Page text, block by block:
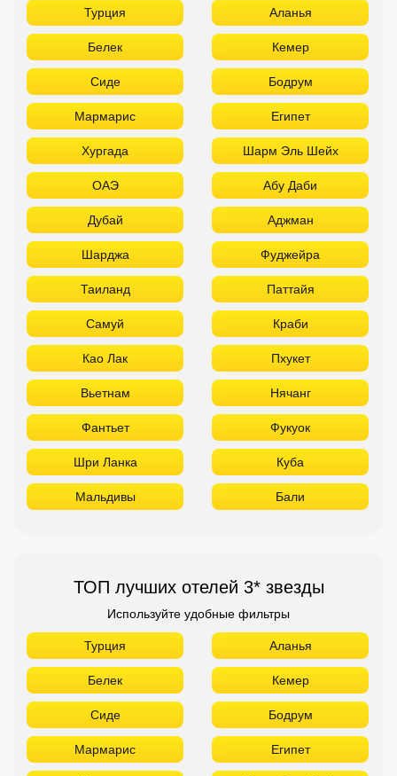
Турция Аланья
Белек Кемер
Сиде Бодрум
Мармарис Египет
Хургада Шарм Эль Шейх
ОАЭ Абу Даби
Дубай Аджман
Шарджа Фуджейра
Таиланд Паттайя
Самуй Краби
Као Лак Пхукет
Вьетнам Нячанг
Фантьет Фукуок
Шри Ланка Куба
Мальдивы Бали
ТОП лучших отелей 3* звезды
Используйте удобные фильтры
Турция Аланья
Белек Кемер
Сиде Бодрум
Мармарис Египет